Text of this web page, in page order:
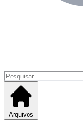
Arquivos